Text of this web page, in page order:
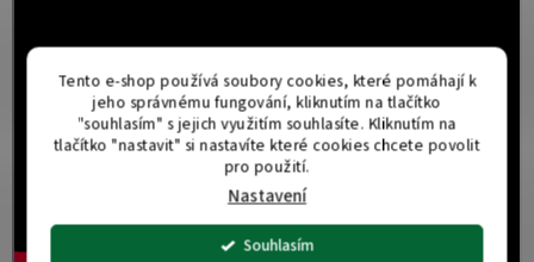
Tento e-shop používá soubory cookies, které pomáhají k
jeho správnému fungování, kliknutím na tlačítko
"souhlasím" s jejich využitím souhlasíte. Kliknutím na
tlačítko "nastavit" si nastavíte které cookies chcete povolit
pro použití.
Nastavení
Souhlasím